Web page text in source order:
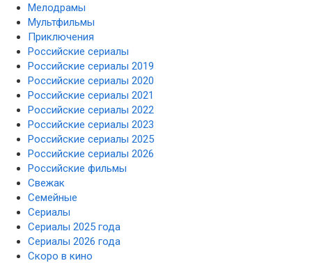
Мелодрамы
Мультфильмы
Приключения
Российские сериалы
Российские сериалы 2019
Российские сериалы 2020
Российские сериалы 2021
Российские сериалы 2022
Российские сериалы 2023
Российские сериалы 2025
Российские сериалы 2026
Российские фильмы
Свежак
Семейные
Сериалы
Сериалы 2025 года
Сериалы 2026 года
Скоро в кино